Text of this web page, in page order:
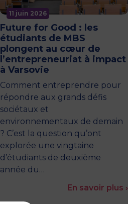
11 juin 2026
Future for Good : les
étudiants de MBS
plongent au cœur de
l’entrepreneuriat à impact
à Varsovie
Comment entreprendre pour
répondre aux grands défis
sociétaux et
environnementaux de demain
? C’est la question qu’ont
explorée une vingtaine
d’étudiants de deuxième
année du…
En savoir plus ›